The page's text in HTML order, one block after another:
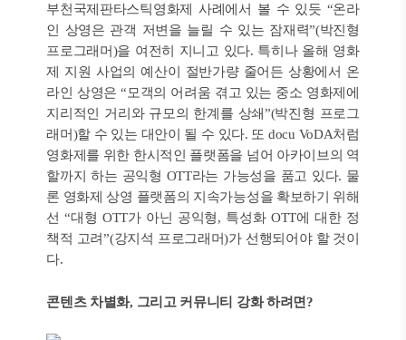
부천국제판타스틱영화제 사례에서 볼 수 있듯 “온라
인 상영은 관객 저변을 늘릴 수 있는 잠재력”(박진형
프로그래머)을 여전히 지니고 있다. 특히나 올해 영화
제 지원 사업의 예산이 절반가량 줄어든 상황에서 온
라인 상영은 “모객의 어려움 겪고 있는 중소 영화제에
지리적인 거리와 규모의 한계를 상쇄”(박진형 프로그
래머)할 수 있는 대안이 될 수 있다. 또 docu VoDA처럼
영화제를 위한 한시적인 플랫폼을 넘어 아카이브의 역
할까지 하는 공익형 OTT라는 가능성을 품고 있다. 물
론 영화제 상영 플랫폼의 지속가능성을 확보하기 위해
선 “대형 OTT가 아닌 공익형, 특성화 OTT에 대한 정
책적 고려”(강지석 프로그래머)가 선행되어야 할 것이
다.
콘텐츠 차별화, 그리고 커뮤니티 강화 하려면?